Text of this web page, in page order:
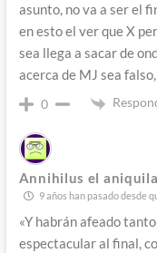
asunto, no va a ser el
en esto el ver que X
sea llega a sacar de
acerca de MJ sea
0
Annihilus el
9 años han pasado desde
«Y habrán afeado
espectacular al final,